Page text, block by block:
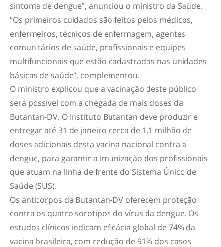
sintoma de dengue”, anunciou o ministro da Saúde.
“Os primeiros cuidados são feitos pelos médicos,
enfermeiros, técnicos de enfermagem, agentes
comunitários de saúde, profissionais e equipes
multifuncionais que estão cadastrados nas unidades
básicas de saúde”, complementou.
O ministro explicou que a vacinação deste público
será possível com a chegada de mais doses da
Butantan-DV. O Instituto Butantan deve produzir e
entregar até 31 de janeiro cerca de 1,1 milhão de
doses adicionais desta vacina nacional contra a
dengue, para garantir a imunização dos profissionais
que atuam na linha de frente do Sistema Único de
Saúde (SUS).
Os anticorpos da Butantan-DV oferecem proteção
contra os quatro sorotipos do vírus da dengue. Os
estudos clínicos indicam eficácia global de 74% da
vacina brasileira, com redução de 91% dos casos